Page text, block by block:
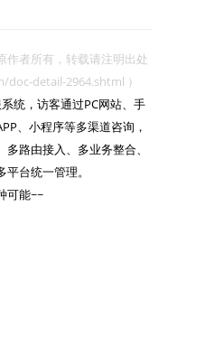
作者所有，转载请注明出处
detail-2964.shtml ）
统，访客通过PC网站、手
、小程序等多渠道咨询，
路由接入、多业务整合、
台统一管理。
可能~~